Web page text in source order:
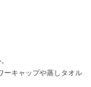
キャップや蒸しタオル